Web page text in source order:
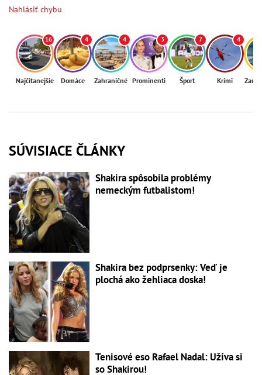
Nahlásiť chybu
16
Najčítanejšie
4
Domáce
4
Zahraničné
3
Prominenti
7
Šport
4
Krimi
SÚVISIACE ČLÁNKY
Shakira spôsobila problémy
nemeckým futbalistom!
Shakira bez podprsenky: Veď je
plochá ako žehliaca doska!
Tenisové eso Rafael Nadal: Užíva si
so Shakirou!